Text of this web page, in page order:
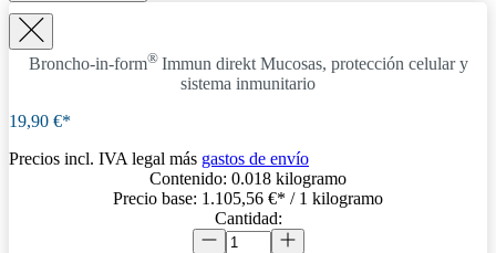
Broncho-in-form® Immun direkt Mucosas, protección celular y
sistema inmunitario
19,90 €*
Precios incl. IVA legal más gastos de envío
Contenido: 0.018 kilogramo
Precio base: 1.105,56 €* / 1 kilogramo
Cantidad: